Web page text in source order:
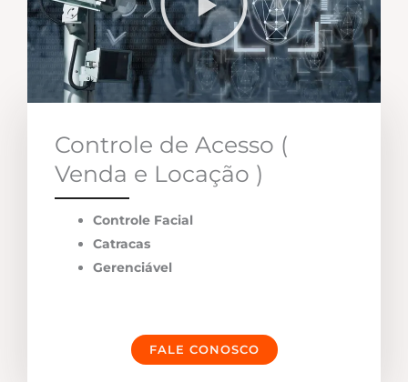
Controle de Acesso (
Venda e Locação )
Controle Facial
Catracas
Gerenciável
FALE CONOSCO